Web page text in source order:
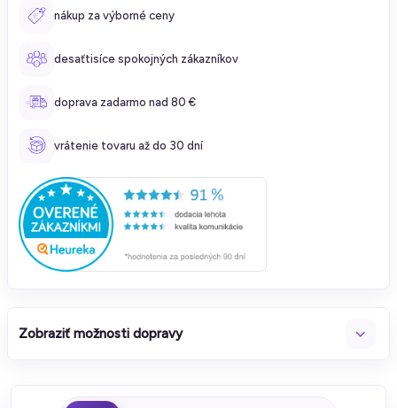
nákup za výborné ceny
desaťtisíce spokojných zákazníkov
doprava zadarmo nad 80 €
vrátenie tovaru až do 30 dní
Zobraziť možnosti dopravy